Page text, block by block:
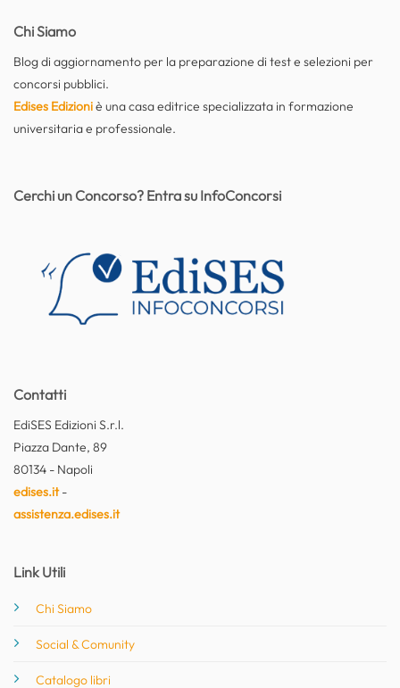
Chi Siamo
Blog di aggiornamento per la preparazione di test e selezioni per
concorsi pubblici.
Edises Edizioniè una casa editrice specializzata in formazione
universitaria e professionale.
Contatti
EdiSES Edizioni S.r.l.
Piazza Dante, 89
80134 - Napoli
edises.it-
assistenza.edises.it
Link Utili
Chi Siamo
Social & Comunity
Catalogo libri
Cerchi un Concorso? Entra su InfoConcorsi